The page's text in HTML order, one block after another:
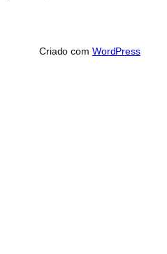
Criado com WordPress